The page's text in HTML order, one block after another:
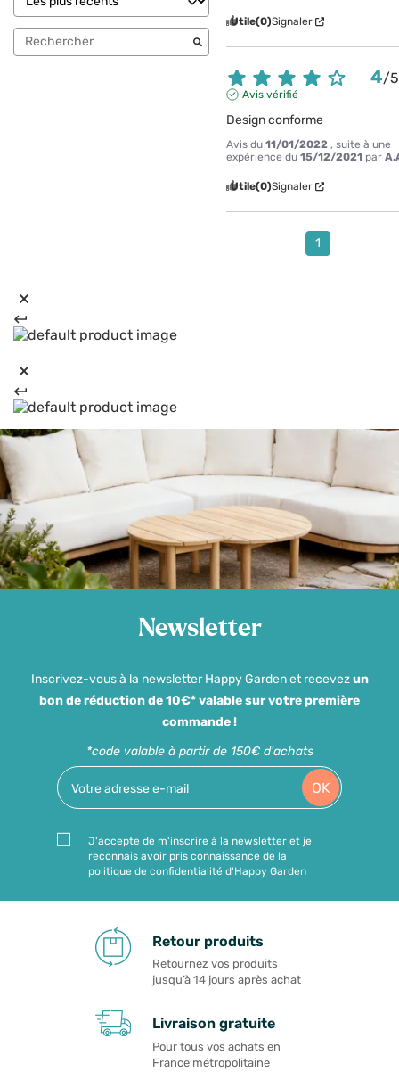
Utile(0)Signaler
4/5
Avis vérifié
Design conforme
Avis du11/01/2022 , suite à une
expérience du15/12/2021 par
Utile(0)Signaler
1
Newsletter
Inscrivez-vous à la newsletter Happy Garden et recevezun
bon de réduction de 10€* valable sur votre première
commande !
*code valable à partir de 150€ d'achats
OK
J'accepte de m'inscrire à la newsletter et je
reconnais avoir pris connaissance de la
politique de confidentialité d'Happy Garden
Retour produits
Retournez vos produits
jusqu’à 14 jours après achat
Livraison gratuite
Pour tous vos achats en
France métropolitaine